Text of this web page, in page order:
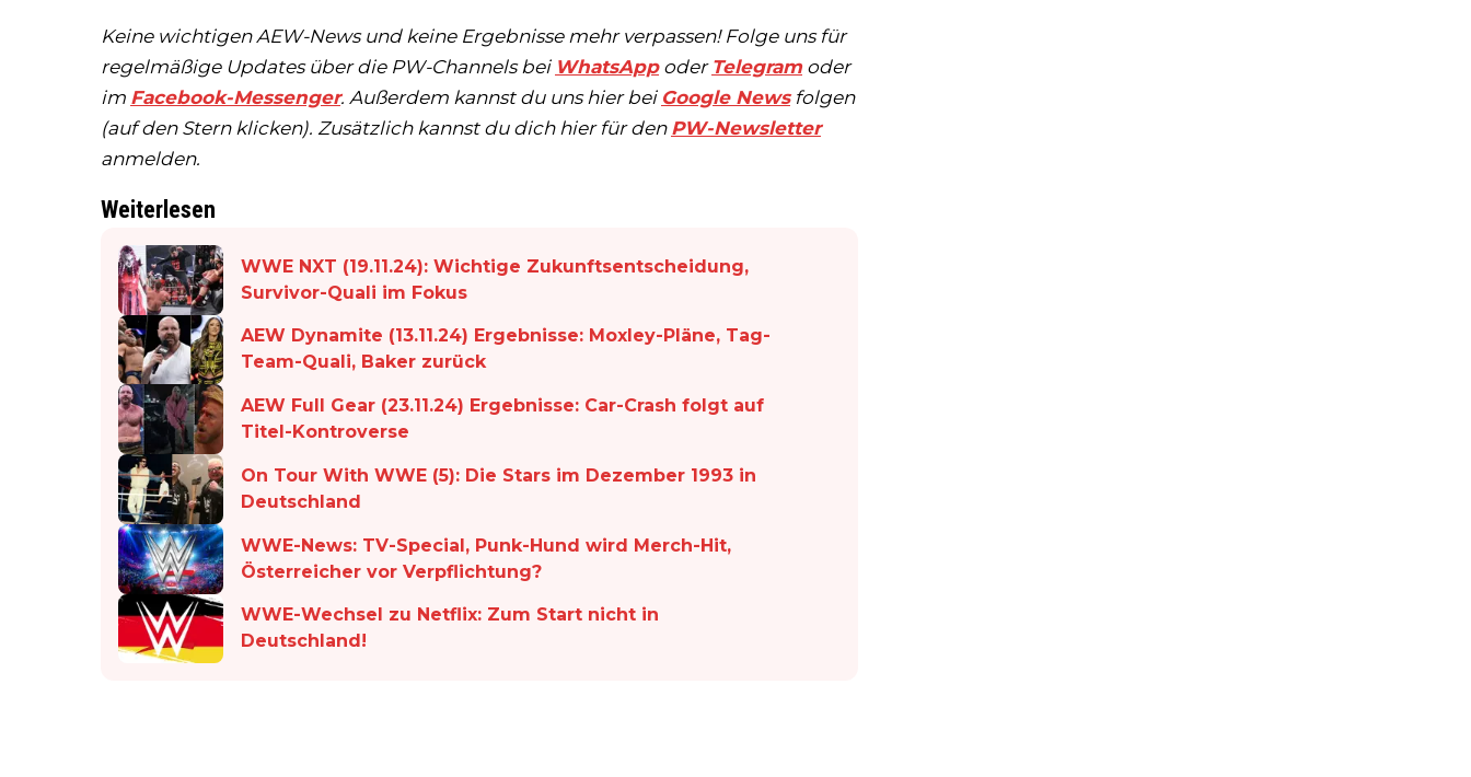
Keine wichtigen AEW-News und keine Ergebnisse mehr verpassen! Folge uns für
regelmäßige Updates über die PW-Channels bei WhatsAppoder Telegramoder
im Facebook-Messenger. Außerdem kannst du uns hier bei Google Newsfolgen
(auf den Stern klicken). Zusätzlich kannst du dich hier für den PW-Newsletter
anmelden.
Weiterlesen
WWE NXT (19.11.24): Wichtige Zukunftsentscheidung,
Survivor-Quali im Fokus
AEW Dynamite (13.11.24) Ergebnisse: Moxley-Pläne, Tag-
Team-Quali, Baker zurück
AEW Full Gear (23.11.24) Ergebnisse: Car-Crash folgt auf
Titel-Kontroverse
On Tour With WWE (5): Die Stars im Dezember 1993 in
Deutschland
WWE-News: TV-Special, Punk-Hund wird Merch-Hit,
Österreicher vor Verpflichtung?
WWE-Wechsel zu Netflix: Zum Start nicht in
Deutschland!